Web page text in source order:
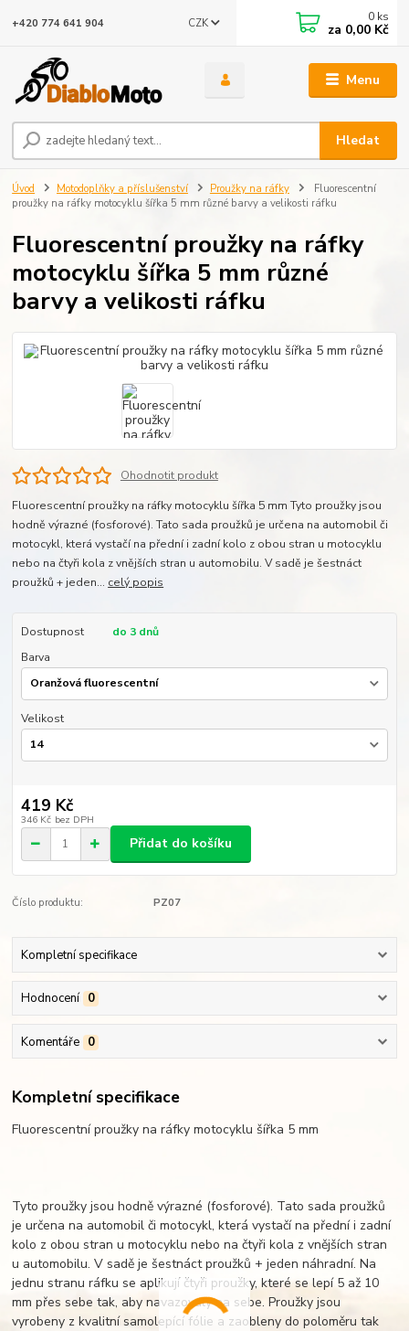
Menu
CZK
Hledat
+420 774 641 904 0 ks
za 0,00 Kč
Úvod Motodoplňky a příslušenství Proužky na ráfky
Fluorescentní
proužky na ráfky motocyklu šířka 5 mm různé barvy a velikosti ráfku
Fluorescentní proužky na ráfky
motocyklu šířka 5 mm různé
barvy a velikosti ráfku
Ohodnotit produkt
Fluorescentní proužky na ráfky motocyklu šířka 5 mm Tyto proužky jsou
hodně výrazné (fosforové). Tato sada proužků je určena na automobil či
motocykl, která vystačí na přední i zadní kolo z obou stran u motocyklu
nebo na čtyři kola z vnějších stran u automobilu. V sadě je šestnáct
proužků + jeden... celý popis
Dostupnost
do 3 dnů
Barva
Velikost
419 Kč
346 Kč bez DPH
Přidat do košíku
Číslo produktu: PZ07
Kompletní specifikace
Hodnocení 0
Komentáře 0
Kompletní specifikace
Fluorescentní proužky na ráfky motocyklu šířka 5 mm
Tyto proužky jsou hodně výrazné (fosforové). Tato sada proužků
je určena na automobil či motocykl, která vystačí na přední i zadní
kolo z obou stran u motocyklu nebo na čtyři kola z vnějších stran
u automobilu. V sadě je šestnáct proužků + jeden náhradní. Na
jednu stranu ráfku se aplikují čtyři proužky, které se lepí 5 až 10
mm přes sebe tak, aby navazovaly na sebe. Proužky jsou
vyrobeny z kvalitní samolepící fólie a zaobleny do poloměru tak